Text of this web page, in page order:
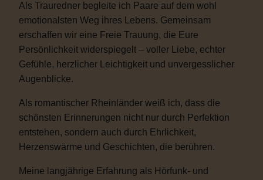
Als Trauredner begleite ich Paare auf dem wohl
emotionalsten Weg ihres Lebens. Gemeinsam
erschaffen wir eine Freie Trauung, die Eure
Persönlichkeit widerspiegelt – voller Liebe, echter
Gefühle, herzlicher Leichtigkeit und unvergesslicher
Augenblicke.
Als romantischer Rheinländer weiß ich, dass die
schönsten Erinnerungen nicht nur durch Perfektion
entstehen, sondern auch durch Ehrlichkeit,
Herzenswärme und Geschichten, die berühren.
Meine langjährige Erfahrung als Hörfunk- und